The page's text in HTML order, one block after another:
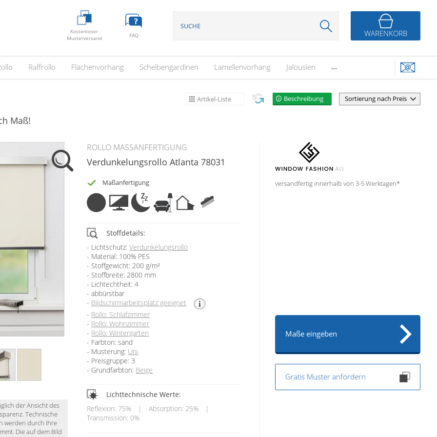
Kostenloser
Musterversand
FAQ WARENKORB
Raffrollo Flächenvorhang Scheibengardinen Lamellenvorhang Jalousien ...
Artikel-Liste Beschreibung
Maß!
der Ansicht des
Technische
werden durch Ihre
Die auf dem Bild
ROLLO MASSANFERTIGUNG
Verdunkelungsrollo Atlanta 78031
Maßanfertigung
Stoffdetails:
Lichtschutz:Verdunkelungsrollo
Material: 100% PES
Stoffgewicht: 200 g/m²
Stoffbreite: 2800 mm
Lichtechtheit: 4
abbürstbar
Bildschirmarbeitsplatz geeignet
Rollo: Schlafzimmer
Rollo: Wohnzimmer
Rollo: Wintergarten
Farbton: sand
Musterung: Uni
Preisgruppe: 3
Grundfarbton: Beige
Lichttechnische Werte:
Reflexion: 75%
| Absorption: 25%
|
Transmission: 0%
versandfertig innerhalb von 3-5 Werktagen*
Maße eingeben
Gratis Muster anfordern